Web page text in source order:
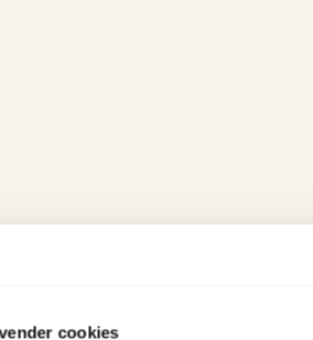
cookies